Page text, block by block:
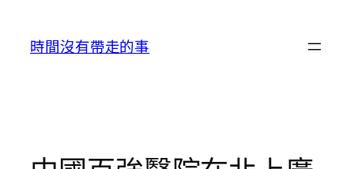
時間沒有帶走的事